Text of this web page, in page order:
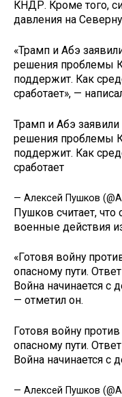
КНДР. Кроме того,
давления на
«Трамп и Абэ
решения проблемы
поддержит. Как
сработает», —
Трамп и Абэ
решения проблемы
поддержит. Как
сработает
— Алексей Пушков
Пушков считает,
военные действия
«Готовя войну
опасному пути.
Война начинается с
— отметил он.
Готовя войну
опасному пути.
Война начинается с
— Алексей Пушков